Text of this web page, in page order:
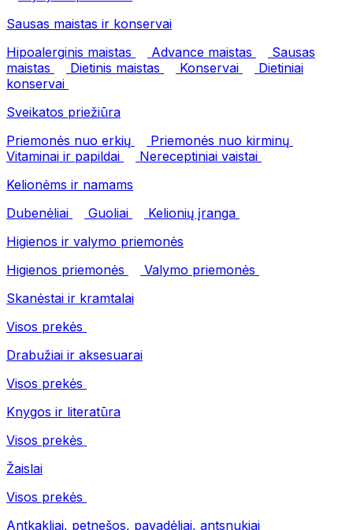
Sausas maistas ir konservai
Hipoalerginis maistas
Advance maistas
Sausas
maistas
Dietinis maistas Konservai
Dietiniai
konservai
Sveikatos priežiūra
Priemonės nuo erkių
Priemonės nuo kirminų
Vitaminai ir papildai
Nereceptiniai vaistai
Kelionėms ir namams
Dubenėliai
Guoliai
Kelionių įranga
Higienos ir valymo priemonės
Higienos priemonės
Valymo priemonės
Skanėstai ir kramtalai
Visos prekės
Drabužiai ir aksesuarai
Visos prekės
Knygos ir literatūra
Visos prekės
Žaislai
Visos prekės
Antkakliai, petnešos, pavadėliai, antsnukiai